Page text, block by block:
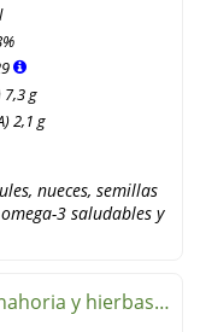
7,3 g
2,1 g
nueces, semillas
3 saludables y
y hierbas